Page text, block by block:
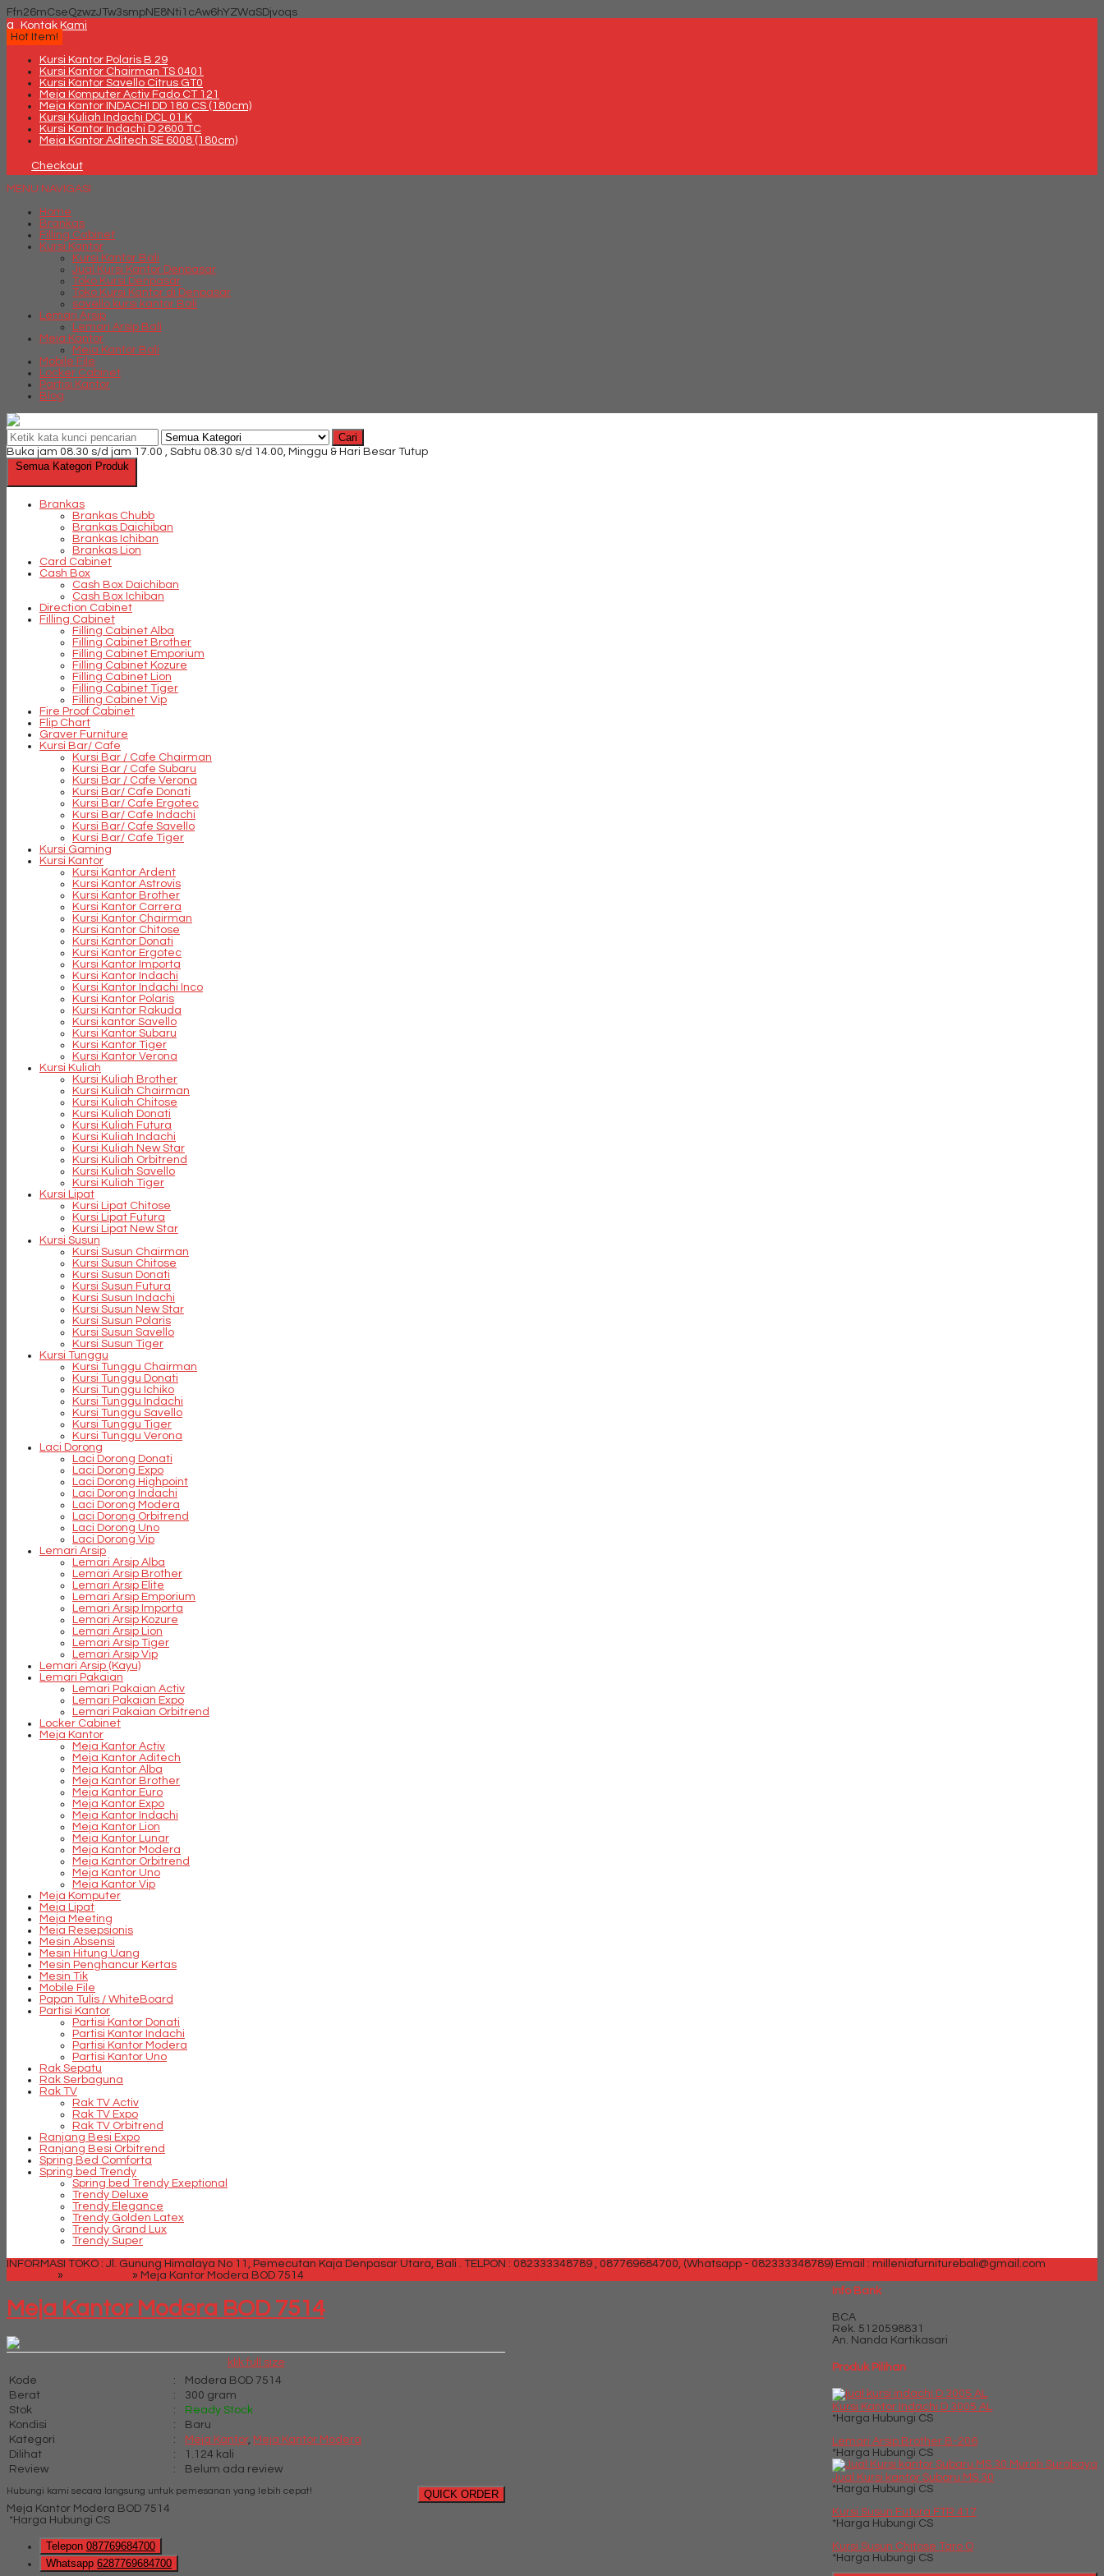
Ffn26mCseQzwzJTw3smpNE8Nti1cAw6hYZWaSDjvoqs
q
Kontak Kami
Hot Item!
Kursi Kantor Polaris B 29
Kursi Kantor Chairman TS 0401
Kursi Kantor Savello Citrus GT0
Meja Komputer Activ Fado CT 121
Meja Kantor INDACHI DD 180 CS (180cm)
Kursi Kuliah Indachi DCL 01 K
Kursi Kantor Indachi D 2600 TC
Meja Kantor Aditech SE 6008 (180cm)
Checkout
MENU NAVIGASI
Home
Brankas
Filling Cabinet
Kursi Kantor
Kursi Kantor Bali
Jual Kursi Kantor Denpasar
Toko Kursi Denpasar
Toko Kursi Kantor di Denpasar
savello kursi kantor Bali
Lemari Arsip
Lemari Arsip Bali
Meja Kantor
Meja Kantor Bali
Mobile File
Locker Cabinet
Partisi Kantor
Blog
Cari
Buka jam 08.30 s/d jam 17.00 , Sabtu 08.30 s/d 14.00, Minggu & Hari Besar Tutup
Semua Kategori Produk
Brankas
Brankas Chubb
Brankas Daichiban
Brankas Ichiban
Brankas Lion
Card Cabinet
Cash Box
Cash Box Daichiban
Cash Box Ichiban
Direction Cabinet
Filling Cabinet
Filling Cabinet Alba
Filling Cabinet Brother
Filling Cabinet Emporium
Filling Cabinet Kozure
Filling Cabinet Lion
Filling Cabinet Tiger
Filling Cabinet Vip
Fire Proof Cabinet
Flip Chart
Graver Furniture
Kursi Bar/ Cafe
Kursi Bar / Cafe Chairman
Kursi Bar / Cafe Subaru
Kursi Bar / Cafe Verona
Kursi Bar/ Cafe Donati
Kursi Bar/ Cafe Ergotec
Kursi Bar/ Cafe Indachi
Kursi Bar/ Cafe Savello
Kursi Bar/ Cafe Tiger
Kursi Gaming
Kursi Kantor
Kursi Kantor Ardent
Kursi Kantor Astrovis
Kursi Kantor Brother
Kursi Kantor Carrera
Kursi Kantor Chairman
Kursi Kantor Chitose
Kursi Kantor Donati
Kursi Kantor Ergotec
Kursi Kantor Importa
Kursi Kantor Indachi
Kursi Kantor Indachi Inco
Kursi Kantor Polaris
Kursi Kantor Rakuda
Kursi kantor Savello
Kursi Kantor Subaru
Kursi Kantor Tiger
Kursi Kantor Verona
Kursi Kuliah
Kursi Kuliah Brother
Kursi Kuliah Chairman
Kursi Kuliah Chitose
Kursi Kuliah Donati
Kursi Kuliah Futura
Kursi Kuliah Indachi
Kursi Kuliah New Star
Kursi Kuliah Orbitrend
Kursi Kuliah Savello
Kursi Kuliah Tiger
Kursi Lipat
Kursi Lipat Chitose
Kursi Lipat Futura
Kursi Lipat New Star
Kursi Susun
Kursi Susun Chairman
Kursi Susun Chitose
Kursi Susun Donati
Kursi Susun Futura
Kursi Susun Indachi
Kursi Susun New Star
Kursi Susun Polaris
Kursi Susun Savello
Kursi Susun Tiger
Kursi Tunggu
Kursi Tunggu Chairman
Kursi Tunggu Donati
Kursi Tunggu Ichiko
Kursi Tunggu Indachi
Kursi Tunggu Savello
Kursi Tunggu Tiger
Kursi Tunggu Verona
Laci Dorong
Laci Dorong Donati
Laci Dorong Expo
Laci Dorong Highpoint
Laci Dorong Indachi
Laci Dorong Modera
Laci Dorong Orbitrend
Laci Dorong Uno
Laci Dorong Vip
Lemari Arsip
Lemari Arsip Alba
Lemari Arsip Brother
Lemari Arsip Elite
Lemari Arsip Emporium
Lemari Arsip Importa
Lemari Arsip Kozure
Lemari Arsip Lion
Lemari Arsip Tiger
Lemari Arsip Vip
Lemari Arsip (Kayu)
Lemari Pakaian
Lemari Pakaian Activ
Lemari Pakaian Expo
Lemari Pakaian Orbitrend
Locker Cabinet
Meja Kantor
Meja Kantor Activ
Meja Kantor Aditech
Meja Kantor Alba
Meja Kantor Brother
Meja Kantor Euro
Meja Kantor Expo
Meja Kantor Indachi
Meja Kantor Lion
Meja Kantor Lunar
Meja Kantor Modera
Meja Kantor Orbitrend
Meja Kantor Uno
Meja Kantor Vip
Meja Komputer
Meja Lipat
Meja Meeting
Meja Resepsionis
Mesin Absensi
Mesin Hitung Uang
Mesin Penghancur Kertas
Mesin Tik
Mobile File
Papan Tulis / WhiteBoard
Partisi Kantor
Partisi Kantor Donati
Partisi Kantor Indachi
Partisi Kantor Modera
Partisi Kantor Uno
Rak Sepatu
Rak Serbaguna
Rak TV
Rak TV Activ
Rak TV Expo
Rak TV Orbitrend
Ranjang Besi Expo
Ranjang Besi Orbitrend
Spring Bed Comforta
Spring bed Trendy
Spring bed Trendy Exeptional
Trendy Deluxe
Trendy Elegance
Trendy Golden Latex
Trendy Grand Lux
Trendy Super
INFORMASI TOKO : Jl. Gunung Himalaya No 11, Pemecutan Kaja Denpasar Utara, Bali . TELPON : 082333348789 , 087769684700, (Whatsapp - 082333348789) Email : milleniafurniturebali@gmail.com
» » Meja Kantor Modera BOD 7514
Meja Kantor Modera BOD 7514
klik full size
Kode
:
Modera BOD 7514
Berat
:
300 gram
Stok
:
Ready Stock
Kondisi
:
Baru
Kategori
: Meja Kantor, Meja Kantor Modera
Dilihat
:
1.124 kali
Review
: Belum ada review
QUICK ORDER
Hubungi kami secara langsung untuk pemesanan yang lebih cepat!
Meja Kantor Modera BOD 7514
*Harga Hubungi CS
Telepon 087769684700
Whatsapp 6287769684700
Info Bank
BCA
Rek. 5120598831
An. Nanda Kartikasari
Produk Pilihan
Kursi Kantor Indachi D 3005 AL
*Harga Hubungi CS
Lemari Arsip Brother B-206
*Harga Hubungi CS
Jual Kursi kantor Subaru MS 30
*Harga Hubungi CS
Kursi Susun Futura FTR 417
*Harga Hubungi CS
Kursi Susun Chitose Taro O
*Harga Hubungi CS